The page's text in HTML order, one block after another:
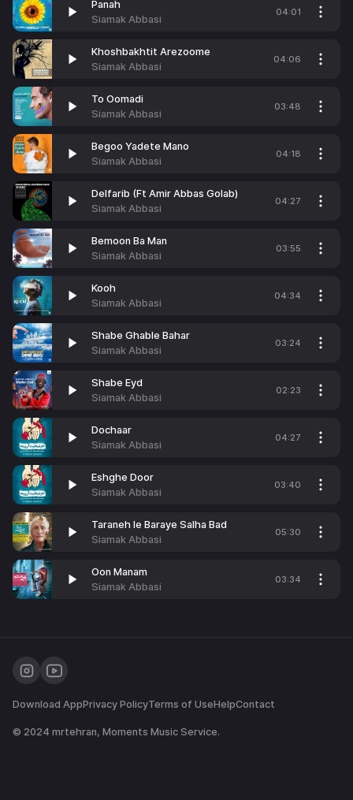
Panah
Siamak Abbasi
04:01
Khoshbakhtit Arezoome
Siamak Abbasi
04:06
To Oomadi
Siamak Abbasi
03:48
Begoo Yadete Mano
Siamak Abbasi
04:18
Delfarib (Ft Amir Abbas Golab)
Siamak Abbasi
04:27
Bemoon Ba Man
Siamak Abbasi
03:55
Kooh
Siamak Abbasi
04:34
Shabe Ghable Bahar
Siamak Abbasi
03:24
Shabe Eyd
Siamak Abbasi
02:23
Dochaar
Siamak Abbasi
04:27
Eshghe Door
Siamak Abbasi
03:40
Taraneh Ie Baraye Salha Bad
Siamak Abbasi
05:30
Oon Manam
Siamak Abbasi
03:34
Download AppPrivacy PolicyTerms of UseHelpContact
© 2024 mrtehran, Moments Music Service.